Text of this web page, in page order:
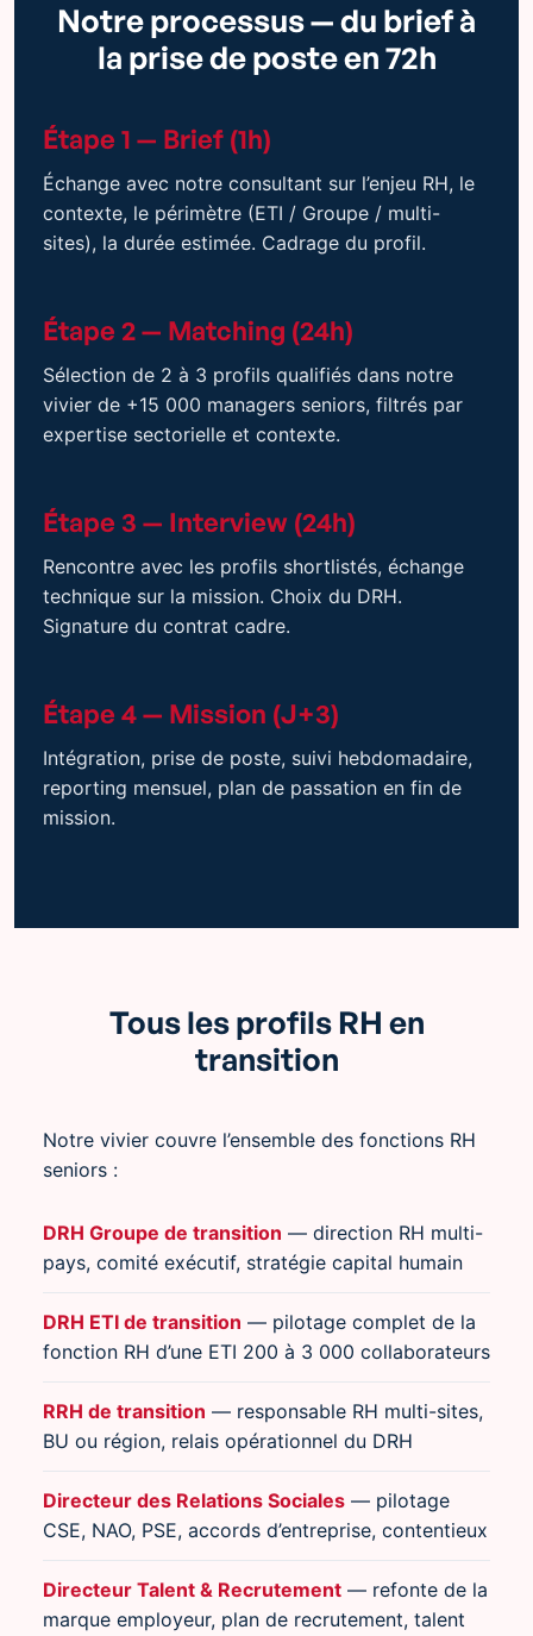
Notre processus — du brief à
la prise de poste en 72h
Étape 1 — Brief (1h)
Échange avec notre consultant sur l’enjeu RH, le
contexte, le périmètre (ETI / Groupe / multi-
sites), la durée estimée. Cadrage du profil.
Étape 2 — Matching (24h)
Sélection de 2 à 3 profils qualifiés dans notre
vivier de +15 000 managers seniors, filtrés par
expertise sectorielle et contexte.
Étape 3 — Interview (24h)
Rencontre avec les profils shortlistés, échange
technique sur la mission. Choix du DRH.
Signature du contrat cadre.
Étape 4 — Mission (J+3)
Intégration, prise de poste, suivi hebdomadaire,
reporting mensuel, plan de passation en fin de
mission.
Tous les profils RH en
transition
Notre vivier couvre l’ensemble des fonctions RH
seniors :
DRH Groupe de transition — direction RH multi-
pays, comité exécutif, stratégie capital humain
DRH ETI de transition — pilotage complet de la
fonction RH d’une ETI 200 à 3 000 collaborateurs
RRH de transition — responsable RH multi-sites,
BU ou région, relais opérationnel du DRH
Directeur des Relations Sociales — pilotage
CSE, NAO, PSE, accords d’entreprise, contentieux
Directeur Talent & Recrutement — refonte de la
marque employeur, plan de recrutement, talent